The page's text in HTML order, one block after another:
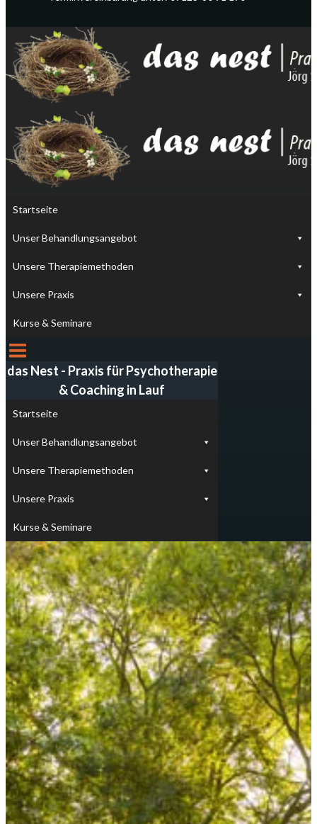
Startseite
Unser Behandlungsangebot
Unsere Therapiemethoden
Unsere Praxis
Kurse & Seminare
das Nest - Praxis für Psychotherapie
& Coaching in Lauf
Startseite
Unser Behandlungsangebot
Unsere Therapiemethoden
Unsere Praxis
Kurse & Seminare